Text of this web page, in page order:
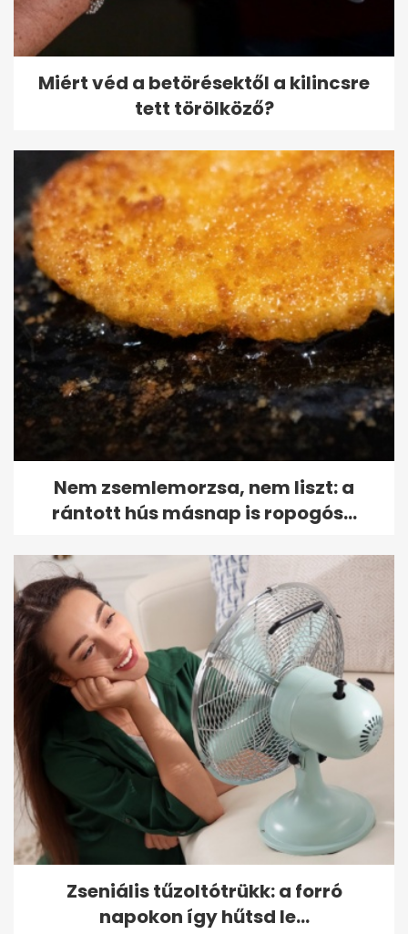
Miért véd a betörésektől a kilincsre
tett törölköző?
Nem zsemlemorzsa, nem liszt: a
rántott hús másnap is ropogós...
Zseniális tűzoltótrükk: a forró
napokon így hűtsd le...